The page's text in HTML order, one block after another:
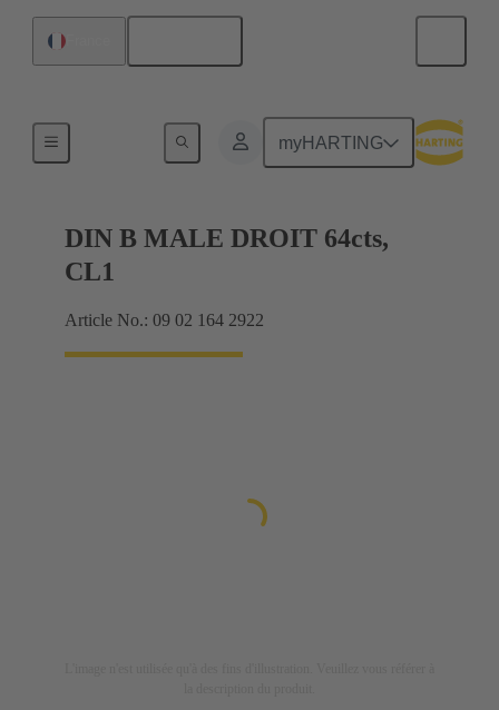
myHARTING
Raccordement carte mère à carte fille
DIN B MALE DROIT 64cts,
CL1
Article No.: 09 02 164 2922